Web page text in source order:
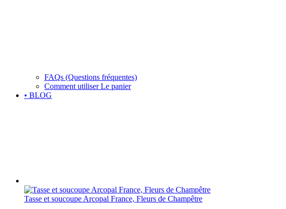
FAQs (Questions fréquentes)
Comment utiliser Le panier
• BLOG
Tasse et soucoupe Arcopal France, Fleurs de Champêtre